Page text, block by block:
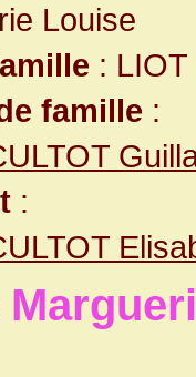
Louise
: LIOT
famille :
: